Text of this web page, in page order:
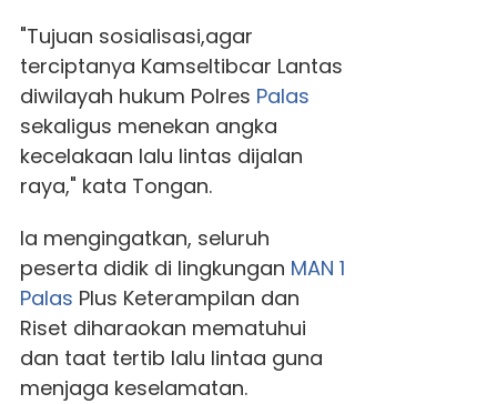
"Tujuan sosialisasi,agar
terciptanya Kamseltibcar Lantas
diwilayah hukum Polres Palas
sekaligus menekan angka
kecelakaan lalu lintas dijalan
raya," kata Tongan.
Ia mengingatkan, seluruh
peserta didik di lingkungan MAN 1
Palas Plus Keterampilan dan
Riset diharaokan mematuhui
dan taat tertib lalu lintaa guna
menjaga keselamatan.